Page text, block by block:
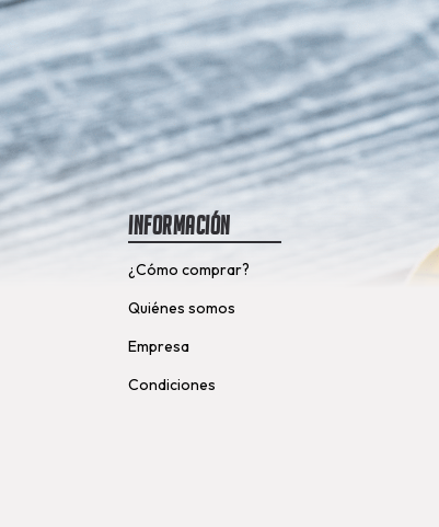
Información
¿Cómo comprar?
Quiénes somos
Empresa
Condiciones